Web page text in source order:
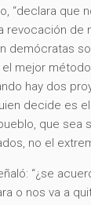
“declara que
revocación de
demócratas
el mejor
hay dos
decide es
que sea
no el
“¿se
o nos va a